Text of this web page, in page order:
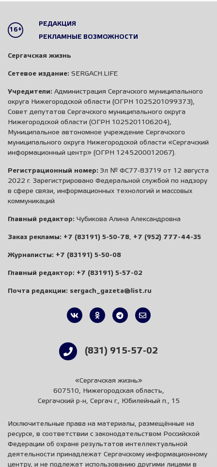
16+
РЕДАКЦИЯ
РЕКЛАМНЫЕ ВОЗМОЖНОСТИ
Сергачская жизнь
Сетевое издание: SERGACH.LIFE
Учредители: Администрация Сергачского муниципального
округа Нижегородской области (ОГРН 1025201099373),
Совет депутатов Сергачского муниципального округа
Нижегородской области (ОГРН 1025201106204),
Муниципальное автономное учреждение Сергачского
муниципального округа Нижегородской области «Сергачский
информационный центр» (ОГРН 1245200012067).
Регистрационный номер: Эл № ФС77-83719 от 12 августа
2022 г. Зарегистрировано Федеральной службой по надзору
в сфере связи, информационных технологий и массовых
коммуникаций
Главный редактор: Чубикова Алина Александровна
Заказ рекламы: +7 (83191) 5-50-78, +7 (952) 777-44-35
Журналисты: +7 (83191) 5-50-08
Главный редактор: +7 (83191) 5-57-02
Почта редакции: sergach_gazeta@list.ru
(831) 915-57-02
«Сергачская жизнь»
607510, Нижегородская область,
Сергачский р-н, Сергач г., Юбилейный п., 15
Исключительные права на материалы, размещённые на
ресурсе, в соответствии с законодательством Российской
Федерации об охране результатов интеллектуальной
деятельности принадлежат Сергачскому информационному
центру, и не подлежат использованию другими лицами в